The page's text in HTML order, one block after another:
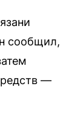
сообщил,
—